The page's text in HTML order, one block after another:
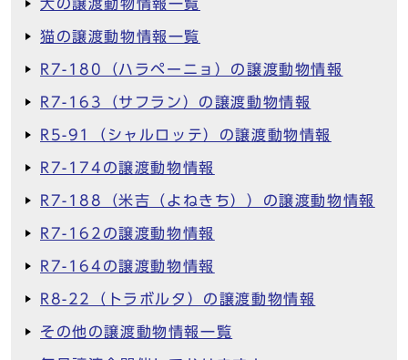
犬の譲渡動物情報一覧
猫の譲渡動物情報一覧
R7-180（ハラペーニョ）の譲渡動物情報
R7-163（サフラン）の譲渡動物情報
R5-91（シャルロッテ）の譲渡動物情報
R7-174の譲渡動物情報
R7-188（米吉（よねきち））の譲渡動物情報
R7-162の譲渡動物情報
R7-164の譲渡動物情報
R8-22（トラボルタ）の譲渡動物情報
その他の譲渡動物情報一覧